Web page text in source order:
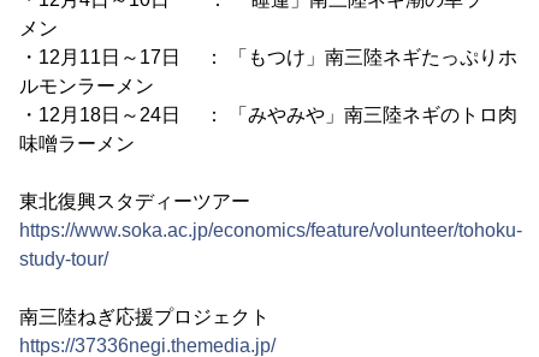
メン
・12月11日～17日 ： 「もつけ」南三陸ネギたっぷりホ
ルモンラーメン
・12月18日～24日 ： 「みやみや」南三陸ネギのトロ肉
味噌ラーメン
東北復興スタディーツアー
https://www.soka.ac.jp/economics/feature/volunteer/tohoku-
study-tour/
南三陸ねぎ応援プロジェクト
https://37336negi.themedia.jp/